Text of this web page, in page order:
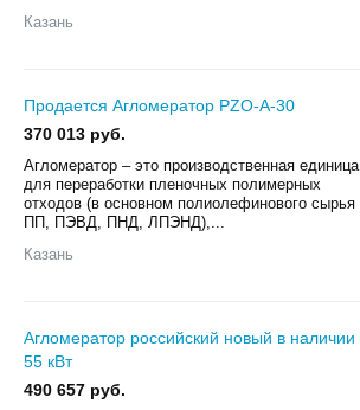
Казань
Продается Агломератор PZO-A-30
370 013 руб.
Агломератор – это производственная единица
для переработки пленочных полимерных
отходов (в основном полиолефинового сырья
ПП, ПЭВД, ПНД, ЛПЭНД),...
Казань
Агломератор российский новый в наличии
55 кВт
490 657 руб.